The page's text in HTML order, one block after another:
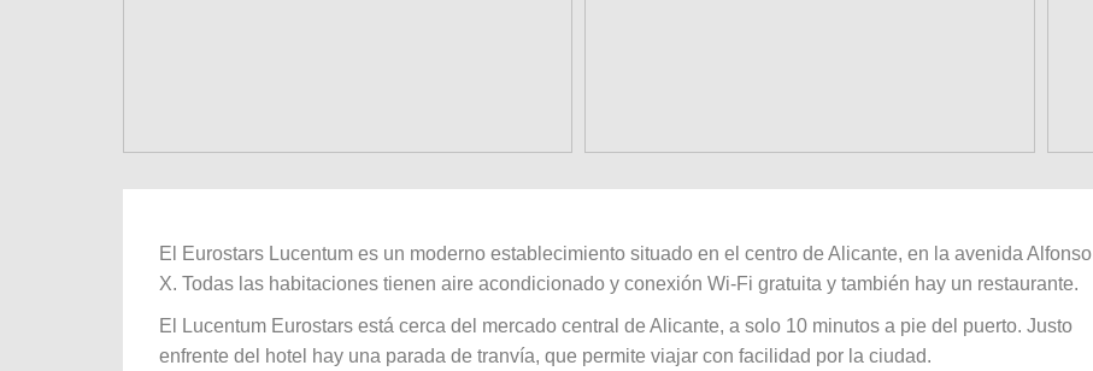
El Eurostars Lucentum es un moderno establecimiento situado en el centro de Alicante, en la avenida Alfonso
X. Todas las habitaciones tienen aire acondicionado y conexión Wi-Fi gratuita y también hay un restaurante.
El Lucentum Eurostars está cerca del mercado central de Alicante, a solo 10 minutos a pie del puerto. Justo
enfrente del hotel hay una parada de tranvía, que permite viajar con facilidad por la ciudad.